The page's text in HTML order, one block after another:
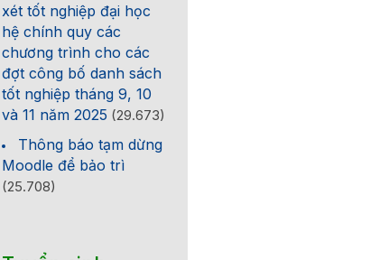
Đại học Khoa học
nhiên, ĐHQG-HCM mở
hợp tác quốc tế
đào tạo và nghiên
xét tốt nghiệp đại học
hệ chính quy các
chương trình cho các
đợt công bố danh sách
tốt nghiệp tháng 9, 10
và 11 năm 2025 (29.673)
Thông báo tạm dừng
Moodle để bảo trì
(25.708)